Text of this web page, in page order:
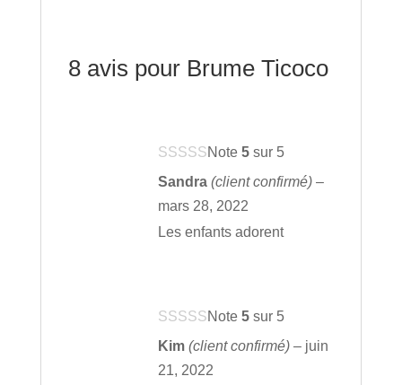
8 avis pour Brume Ticoco
Note 5sur 5
Sandra (client confirmé) –
mars 28, 2022
Les enfants adorent
Note 5sur 5
Kim (client confirmé) – juin
21, 2022